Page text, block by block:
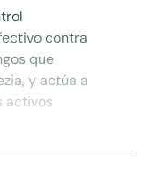
contra
que
y actúa a
activos